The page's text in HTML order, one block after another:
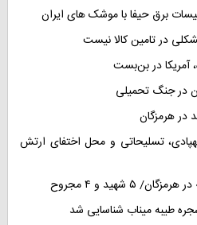
برق حیفا با موشک های ایران
در تامین کالا نیست
آمریکا در بن‌بست
تسلیحاتی و محل اختفای ارتش
شهید و ۴ مجروح